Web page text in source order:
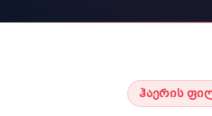
ᲰᲐᲔᲠᲘᲡ